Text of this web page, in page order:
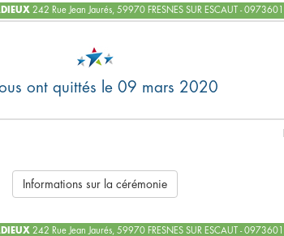
242 Rue Jean Jaurés, 59970 FRESNES SUR ESCAUT -
ont quittés le 09 mars 2020
Informations sur la cérémonie
242 Rue Jean Jaurés, 59970 FRESNES SUR ESCAUT -